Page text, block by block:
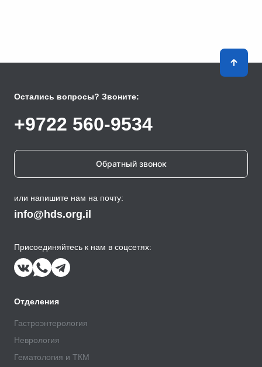
Остались вопросы? Звоните:
+9722 560-9534
Обратный звонок
или напишите нам на почту:
info@hds.org.il
Присоединяйтесь к нам в соцсетях:
Отделения
Гастроэнтерология
Неврология
Гематология и ТКМ